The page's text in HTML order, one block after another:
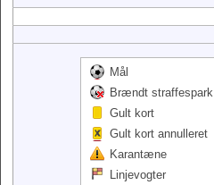
Mål
Brændt straffespark
Gult kort
Gult kort annulleret
Karantæne
Linjevogter